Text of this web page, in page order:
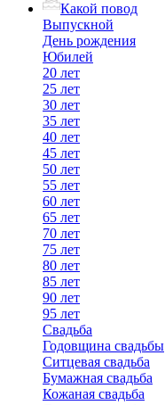
Какой повод
Выпускной
День рождения
Юбилей
20 лет
25 лет
30 лет
35 лет
40 лет
45 лет
50 лет
55 лет
60 лет
65 лет
70 лет
75 лет
80 лет
85 лет
90 лет
95 лет
Свадьба
Годовщина свадьбы
Ситцевая свадьба
Бумажная свадьба
Кожаная свадьба